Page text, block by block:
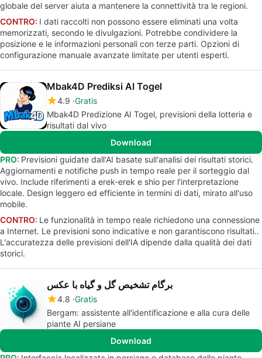
globale del server aiuta a mantenere la connettività tra le regioni.
CONTRO: I dati raccolti non possono essere eliminati una volta
memorizzati, secondo le divulgazioni. Potrebbe condividere la
posizione e le informazioni personali con terze parti. Opzioni di
configurazione manuale avanzate limitate per utenti esperti.
Mbak4D Prediksi AI Togel
4.9 Gratis
Mbak4D Predizione AI Togel, previsioni della lotteria e
risultati dal vivo
Download
PRO: Previsioni guidate dall'AI basate sull'analisi dei risultati storici.
Aggiornamenti e notifiche push in tempo reale per il sorteggio dal
vivo. Include riferimenti a erek-erek e shio per l'interpretazione
locale. Design leggero ed efficiente in termini di dati, mirato all'uso
mobile.
CONTRO: Le funzionalità in tempo reale richiedono una connessione
a Internet. Le previsioni sono indicative e non garantiscono risultati..
L'accuratezza delle previsioni dell'IA dipende dalla qualità dei dati
storici.
برگام تشخیص گل و گیاه با عکس
4.8 Gratis
Bergam: assistente all'identificazione e alla cura delle
piante AI persiane
Download